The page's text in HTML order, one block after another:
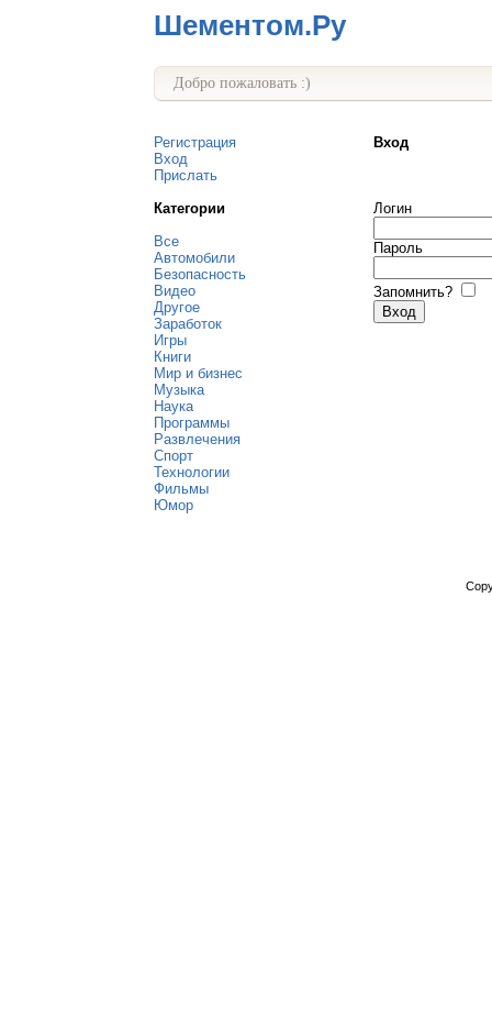
Шементом.Ру
Добро пожаловать :)
Регистрация
Вход
Прислать
Категории
Все
Автомобили
Безопасность
Видео
Другое
Заработок
Игры
Книги
Мир и бизнес
Музыка
Наука
Программы
Развлечения
Спорт
Технологии
Фильмы
Юмор
Вход
Логин
Пароль
Запомнить?